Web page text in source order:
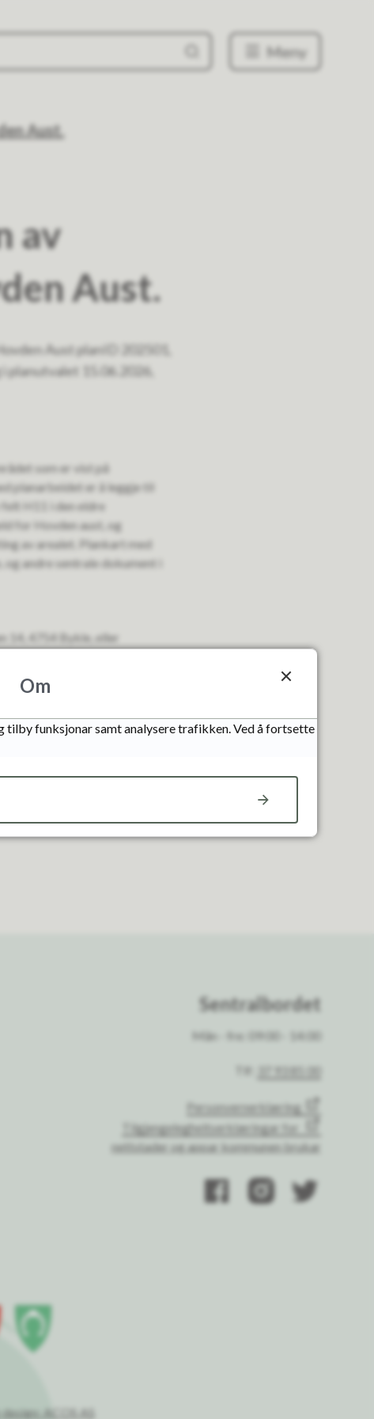
Meny
Aust.
av
Aust.
Aust planID 202501,
planutvalet 15.06.2026,
som er vist på
planarbeidet er å leggje til
H11 i den eldre
for Hovden aust, og
av arealet. Plankart med
andre sentrale dokument i
14, 4754 Bykle, eller
Sentralbordet
Mån - fre: 09:00 - 14:00
Tlf: 37 93 85 00
Personvernerklæring
Tilgjengelegheitserklæringar for
nettstader og appar kommunen brukar
design: ACOS AS
Om
funksjonar samt analysere trafikken. Ved å fortsette